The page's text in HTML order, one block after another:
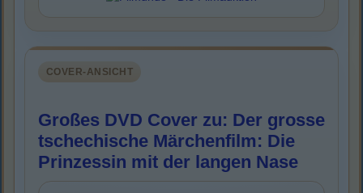
COVER-ANSICHT
Großes DVD Cover zu: Der grosse
tschechische Märchenfilm: Die
Prinzessin mit der langen Nase